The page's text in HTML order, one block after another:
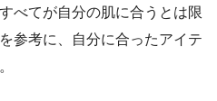
べてが自分の肌に合うとは限
参考に、自分に合ったアイテ